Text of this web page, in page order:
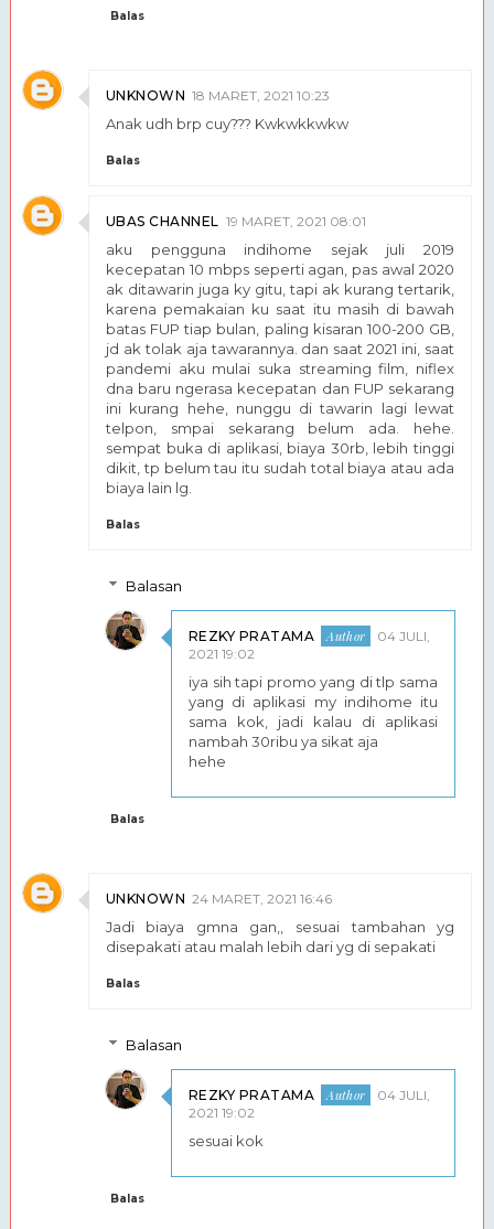
Balas
UNKNOWN 18 MARET, 2021 10:23
Anak udh brp cuy??? Kwkwkkwkw
Balas
UBAS CHANNEL 19 MARET, 2021 08:01
aku pengguna indihome sejak juli 2019
kecepatan 10 mbps seperti agan, pas awal 2020
ak ditawarin juga ky gitu, tapi ak kurang tertarik,
karena pemakaian ku saat itu masih di bawah
batas FUP tiap bulan, paling kisaran 100-200 GB,
jd ak tolak aja tawarannya. dan saat 2021 ini, saat
pandemi aku mulai suka streaming film, niflex
dna baru ngerasa kecepatan dan FUP sekarang
ini kurang hehe, nunggu di tawarin lagi lewat
telpon, smpai sekarang belum ada. hehe.
sempat buka di aplikasi, biaya 30rb, lebih tinggi
dikit, tp belum tau itu sudah total biaya atau ada
biaya lain lg.
Balas
Balasan
REZKY PRATAMA
04 JULI,
2021 19:02
iya sih tapi promo yang di tlp sama
yang di aplikasi my indihome itu
sama kok, jadi kalau di aplikasi
nambah 30ribu ya sikat aja
hehe
Balas
UNKNOWN 24 MARET, 2021 16:46
Jadi biaya gmna gan,, sesuai tambahan yg
disepakati atau malah lebih dari yg di sepakati
Balas
Balasan
REZKY PRATAMA
04 JULI,
2021 19:02
sesuai kok
Balas